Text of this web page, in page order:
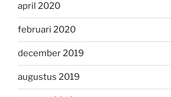
april 2020
februari 2020
december 2019
augustus 2019